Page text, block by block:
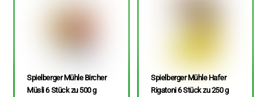
Spielberger Mühle Bircher
Müsli 6 Stück zu 500 g
Spielberger Mühle Hafer
Rigatoni 6 Stück zu 250 g